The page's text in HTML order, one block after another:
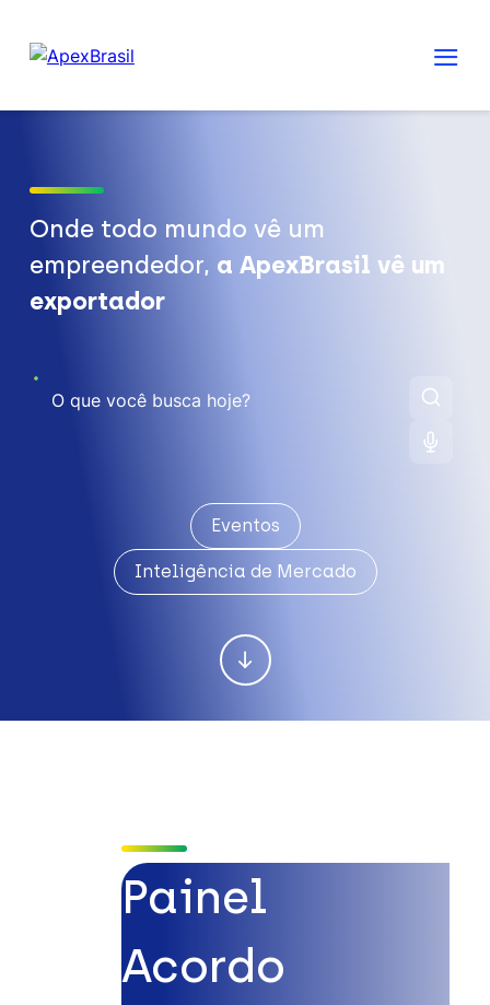
Onde todo mundo vê um
empreendedor, a ApexBrasil vê um
exportador
Eventos
Inteligência de Mercado
Painel
Acordo